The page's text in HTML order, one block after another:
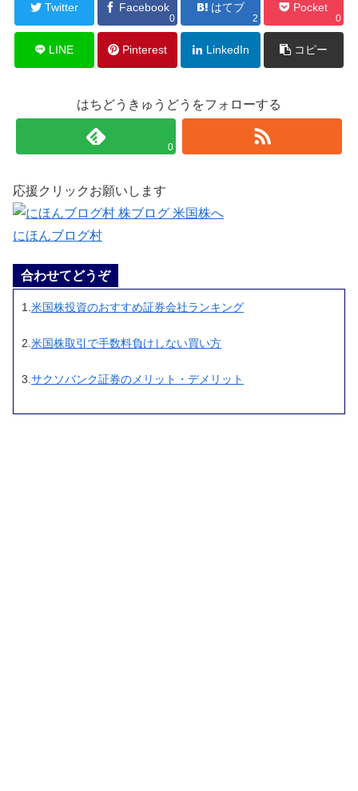
Twitter Facebook
0
はてブ
2
Pocket
0
LINE Pinterest LinkedIn コピー
はちどうきゅうどうをフォローする
0
応援クリックお願いします
にほんブログ村
合わせてどうぞ
1. 米国株投資のおすすめ証券会社ランキング
2. 米国株取引で手数料負けしない買い方
3.サクソバンク証券のメリット・デメリット